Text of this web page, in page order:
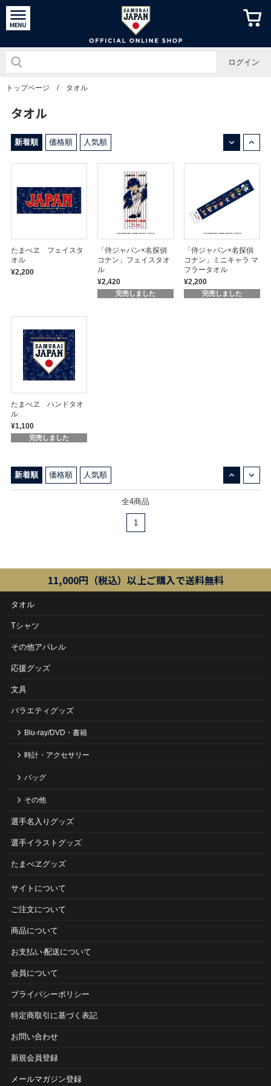
侍ジャパ
ログイン
トップページ / タオル
タオル
新着順 価格順 人気順
たまべヱ フェイスタ
オル
¥2,200
「侍ジャパン×名探偵
コナン」フェイスタオ
ル
¥2,420
完売しました
「侍ジャパン×名探偵
コナン」ミニキャラ マ
フラータオル
¥2,200
完売しました
たまべヱ ハンドタオ
ル
¥1,100
完売しました
新着順 価格順 人気順
全4商品
1
11,000円（税込）以上ご購入で送料無料
タオル
Tシャツ
その他アパレル
応援グッズ
文具
バラエティグッズ
Blu-ray/DVD・書籍
時計・アクセサリー
バッグ
その他
選手名入りグッズ
選手イラストグッズ
たまべヱグッズ
サイトについて
ご注⽂について
商品について
お⽀払い‧配送について
会員について
プライバシーポリシー
特定商取引に基づく表記
お問い合わせ
新規会員登録
メールマガジン登録